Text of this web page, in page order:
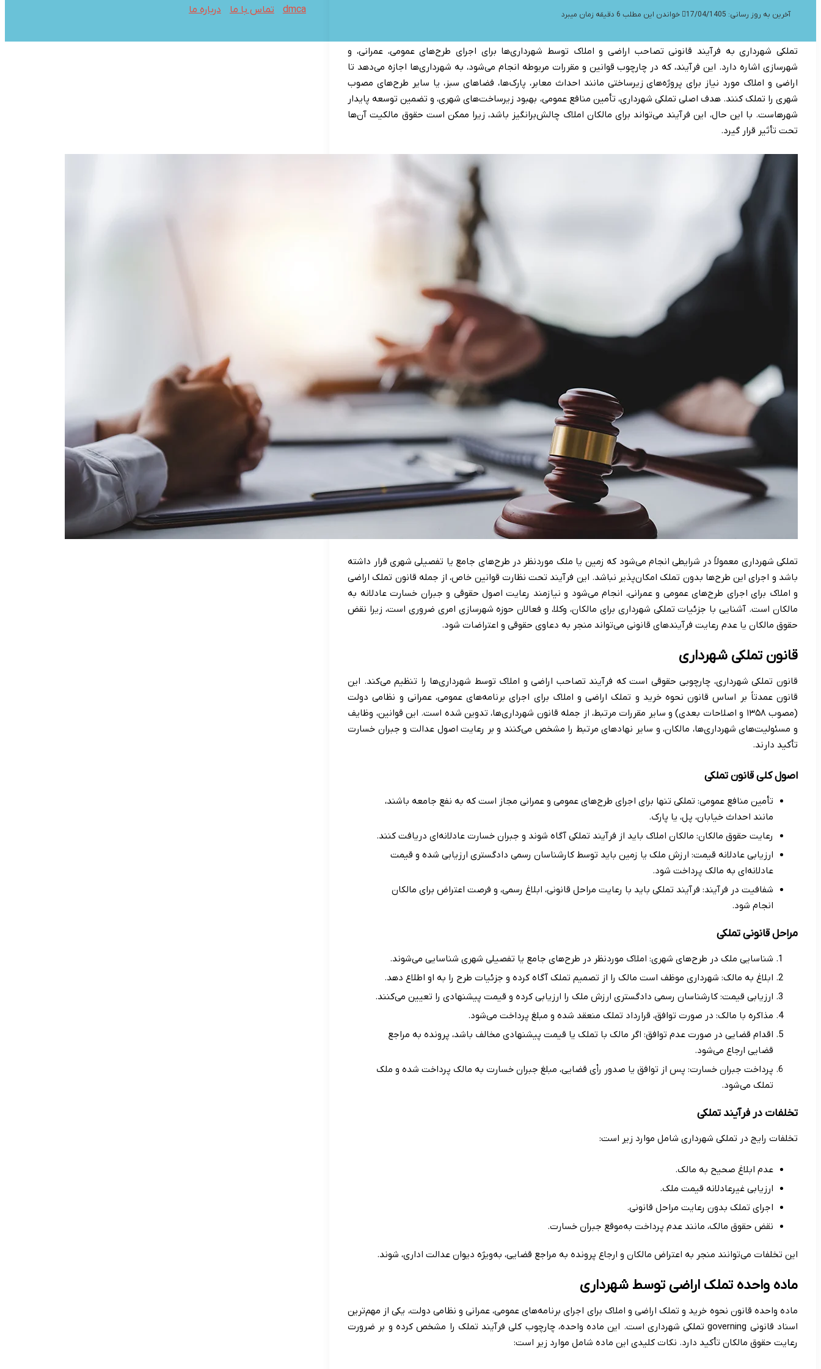
آخرین به روز رسانی: 17/04/1405 خواندن این مطلب 6 دقیقه زمان میبرد
تملکی شهرداری به فرآیند قانونی تصاحب اراضی و املاک توسط شهرداری‌ها برای اجرای طرح‌های عمومی، عمرانی، و
شهرسازی اشاره دارد. این فرآیند، که در چارچوب قوانین و مقررات مربوطه انجام می‌شود، به شهرداری‌ها اجازه می‌دهد تا
اراضی و املاک مورد نیاز برای پروژه‌های زیرساختی مانند احداث معابر، پارک‌ها، فضاهای سبز، یا سایر طرح‌های مصوب
شهری را تملک کنند. هدف اصلی تملکی شهرداری، تأمین منافع عمومی، بهبود زیرساخت‌های شهری، و تضمین توسعه پایدار
شهرهاست. با این حال، این فرآیند می‌تواند برای مالکان املاک چالش‌برانگیز باشد، زیرا ممکن است حقوق مالکیت آن‌ها
تحت تأثیر قرار گیرد.
تملکی شهرداری معمولاً در شرایطی انجام می‌شود که زمین یا ملک موردنظر در طرح‌های جامع یا تفصیلی شهری قرار داشته
باشد و اجرای این طرح‌ها بدون تملک امکان‌پذیر نباشد. این فرآیند تحت نظارت قوانین خاص، از جمله قانون تملک اراضی
و املاک برای اجرای طرح‌های عمومی و عمرانی، انجام می‌شود و نیازمند رعایت اصول حقوقی و جبران خسارت عادلانه به
مالکان است. آشنایی با جزئیات تملکی شهرداری برای مالکان، وکلا، و فعالان حوزه شهرسازی امری ضروری است، زیرا نقض
حقوق مالکان یا عدم رعایت فرآیندهای قانونی می‌تواند منجر به دعاوی حقوقی و اعتراضات شود.
قانون تملکی شهرداری
قانون تملکی شهرداری، چارچوبی حقوقی است که فرآیند تصاحب اراضی و املاک توسط شهرداری‌ها را تنظیم می‌کند. این
قانون عمدتاً بر اساس قانون نحوه خرید و تملک اراضی و املاک برای اجرای برنامه‌های عمومی، عمرانی و نظامی دولت
(مصوب ۱۳۵۸ و اصلاحات بعدی) و سایر مقررات مرتبط، از جمله قانون شهرداری‌ها، تدوین شده است. این قوانین، وظایف
و مسئولیت‌های شهرداری‌ها، مالکان، و سایر نهادهای مرتبط را مشخص می‌کنند و بر رعایت اصول عدالت و جبران خسارت
تأکید دارند.
اصول کلی قانون تملکی
تأمین منافع عمومی: تملکی تنها برای اجرای طرح‌های عمومی و عمرانی مجاز است که به نفع جامعه باشند،
مانند احداث خیابان، پل، یا پارک.
رعایت حقوق مالکان: مالکان املاک باید از فرآیند تملکی آگاه شوند و جبران خسارت عادلانه‌ای دریافت کنند.
ارزیابی عادلانه قیمت: ارزش ملک یا زمین باید توسط کارشناسان رسمی دادگستری ارزیابی شده و قیمت
عادلانه‌ای به مالک پرداخت شود.
شفافیت در فرآیند: فرآیند تملکی باید با رعایت مراحل قانونی، ابلاغ رسمی، و فرصت اعتراض برای مالکان
انجام شود.
مراحل قانونی تملکی
شناسایی ملک در طرح‌های شهری: املاک موردنظر در طرح‌های جامع یا تفصیلی شهری شناسایی می‌شوند.
ابلاغ به مالک: شهرداری موظف است مالک را از تصمیم تملک آگاه کرده و جزئیات طرح را به او اطلاع دهد.
ارزیابی قیمت: کارشناسان رسمی دادگستری ارزش ملک را ارزیابی کرده و قیمت پیشنهادی را تعیین می‌کنند.
مذاکره با مالک: در صورت توافق، قرارداد تملک منعقد شده و مبلغ پرداخت می‌شود.
اقدام قضایی در صورت عدم توافق: اگر مالک با تملک یا قیمت پیشنهادی مخالف باشد، پرونده به مراجع
قضایی ارجاع می‌شود.
پرداخت جبران خسارت: پس از توافق یا صدور رأی قضایی، مبلغ جبران خسارت به مالک پرداخت شده و ملک
تملک می‌شود.
تخلفات در فرآیند تملکی
تخلفات رایج در تملکی شهرداری شامل موارد زیر است:
عدم ابلاغ صحیح به مالک.
ارزیابی غیرعادلانه قیمت ملک.
اجرای تملک بدون رعایت مراحل قانونی.
نقض حقوق مالک، مانند عدم پرداخت به‌موقع جبران خسارت.
این تخلفات می‌توانند منجر به اعتراض مالکان و ارجاع پرونده به مراجع قضایی، به‌ویژه دیوان عدالت اداری، شوند.
ماده واحده تملک اراضی توسط شهرداری
ماده واحده قانون نحوه خرید و تملک اراضی و املاک برای اجرای برنامه‌های عمومی، عمرانی و نظامی دولت، یکی از مهم‌ترین
اسناد قانونی governing تملکی شهرداری است. این ماده واحده، چارچوب کلی فرآیند تملک را مشخص کرده و بر ضرورت
رعایت حقوق مالکان تأکید دارد. نکات کلیدی این ماده شامل موارد زیر است:
dmca تماس با ما درباره ما